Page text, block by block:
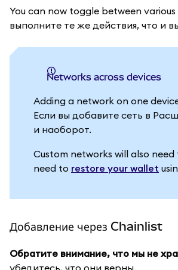
You can now toggle between
выполните те же действия, что и
Networks across devices
Adding a network on one
Если вы добавите сеть в
и наоборот.
Custom networks will also
need to restore your wallet
Добавление через Chainlist
Обратите внимание, что мы не
убедитесь, что они верны.